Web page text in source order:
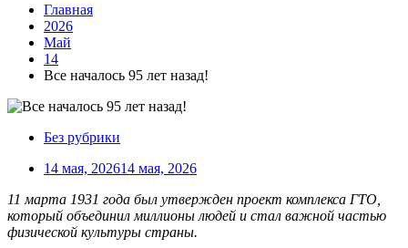
Главная
2026
Май
14
Все началось 95 лет назад!
Без рубрики
14 мая, 202614 мая, 2026
11 марта 1931 года был утвержден проект комплекса ГТО,
который объединил миллионы людей и стал важной частью
физической культуры страны.